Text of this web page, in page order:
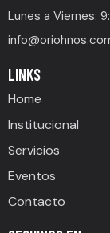
Lunes a Viernes:
LINKS
Home
Institucional
Servicios
Eventos
Contacto